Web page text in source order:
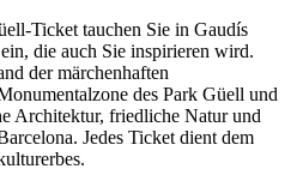
Ticket tauchen Sie in Gaudís
die auch Sie inspirieren wird.
der märchenhaften
des Park Güell und
Architektur, friedliche Natur und
Jedes Ticket dient dem